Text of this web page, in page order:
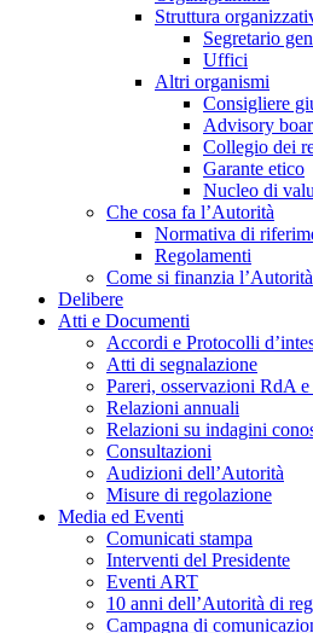
Struttura
Segretario
Uffici
Altri organismi
Consigliere
Advisory
Collegio dei
Garante etico
Nucleo di
Che cosa fa l’Autorità
Normativa di
Regolamenti
Come si finanzia l’Autorità
Delibere
Atti e Documenti
Accordi e Protocolli
Atti di segnalazione
Pareri, osservazioni RdA
Relazioni annuali
Relazioni su indagini
Consultazioni
Audizioni dell’Autorità
Misure di regolazione
Media ed Eventi
Comunicati stampa
Interventi del Presidente
Eventi ART
10 anni dell’Autorità di
Campagna di